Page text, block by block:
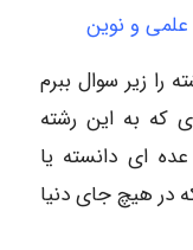
را زیر سوال ببرم
که به این رشته
ای دانسته یا
در هیچ جای دنیا